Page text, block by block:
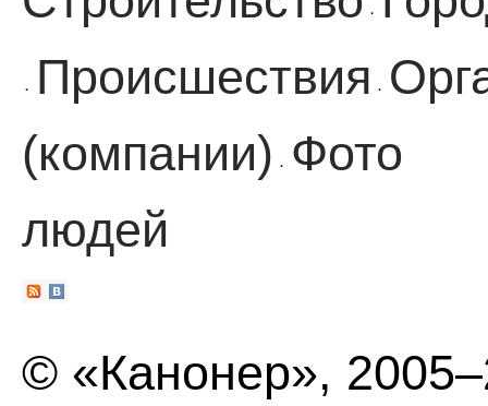
·
· Происшествия ·
(компании)
·
Фото
людей
© «Канонер»,